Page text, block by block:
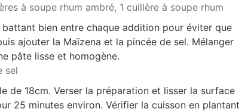
à soupe rhum ambré, 1 cuillère à soupe rhum
bien entre chaque addition pour éviter que
ajouter la Maïzena et la pincée de sel. Mélanger
pâte lisse et homogène.
sel
de 18cm. Verser la préparation et lisser la surface
25 minutes environ. Vérifier la cuisson en plantant